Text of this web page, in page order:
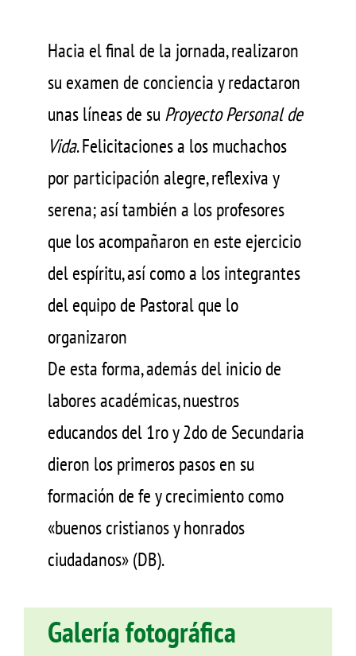
Hacia el final de la jornada, realizaron
su examen de conciencia y redactaron
unas líneas de suProyecto Personal de
Vida. Felicitaciones a los muchachos
por participación alegre, reflexiva y
serena; así también a los profesores
que los acompañaron en este ejercicio
del espíritu, así como a los integrantes
del equipo de Pastoral que lo
organizaron
De esta forma, además del inicio de
labores académicas, nuestros
educandos del 1ro y 2do de Secundaria
dieron los primeros pasos en su
formación de fe y crecimiento como
«buenos cristianos y honrados
ciudadanos» (DB).
Galería fotográfica